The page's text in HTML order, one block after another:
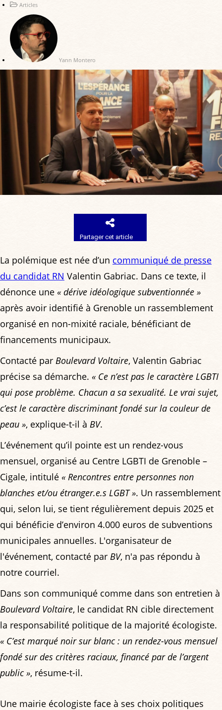
Articles
Yann Montero
Partager cet article
La polémique est née d’un communiqué de presse
du candidat RN Valentin Gabriac. Dans ce texte, il
dénonce une « dérive idéologique subventionnée »
après avoir identifié à Grenoble un rassemblement
organisé en non-mixité raciale, bénéficiant de
financements municipaux.
Contacté par Boulevard Voltaire, Valentin Gabriac
précise sa démarche. « Ce n’est pas le caractère LGBTI
qui pose problème. Chacun a sa sexualité. Le vrai sujet,
c’est le caractère discriminant fondé sur la couleur de
peau », explique-t-il à BV.
L’événement qu’il pointe est un rendez-vous
mensuel, organisé au Centre LGBTI de Grenoble –
Cigale, intitulé « Rencontres entre personnes non
blanches et/ou étranger.e.s LGBT ». Un rassemblement
qui, selon lui, se tient régulièrement depuis 2025 et
qui bénéficie d’environ 4.000 euros de subventions
municipales annuelles. L'organisateur de
l'événement, contacté par BV, n'a pas répondu à
notre courriel.
Dans son communiqué comme dans son entretien à
Boulevard Voltaire, le candidat RN cible directement
la responsabilité politique de la majorité écologiste.
« C’est marqué noir sur blanc : un rendez-vous mensuel
fondé sur des critères raciaux, financé par de l’argent
public », résume-t-il.
Une mairie écologiste face à ses choix politiques